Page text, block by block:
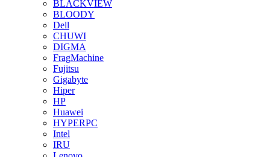
BLACKVIEW
BLOODY
Dell
CHUWI
DIGMA
FragMachine
Fujitsu
Gigabyte
Hiper
HP
Huawei
HYPERPC
Intel
IRU